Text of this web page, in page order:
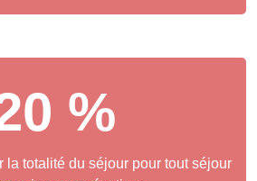
%
la totalité du séjour pour tout séjour